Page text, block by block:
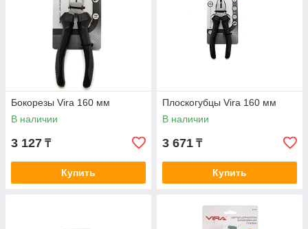
Бокорезы Vira 160 мм
В наличии
3 127 ₸
Купить
Плоскогубцы Vira 160 мм
В наличии
3 671 ₸
Купить